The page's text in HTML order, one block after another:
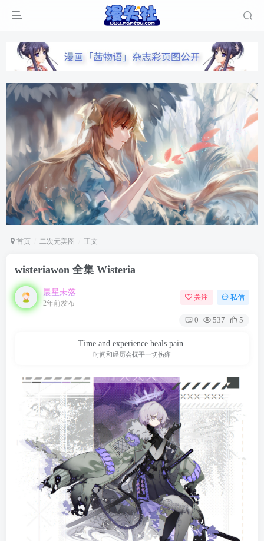
首页 二次元美图 正文
wisteriawon 全集 Wisteria
晨星未落
2年前发布
关注 私信
0 537 5
Time and experience heals pain.
时间和经历会抚平一切伤痛